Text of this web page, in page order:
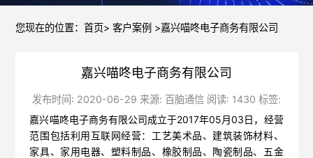
您现在的位置： 首页> 客户案例 >嘉兴喵咚电子商务有限公司
嘉兴喵咚电子商务有限公司
发布时间: 2020-06-29 来源: 百脑通信 阅读: 1430 标签:
嘉兴喵咚电子商务有限公司成立于2017年05月03日，经营
范围包括利用互联网经营：工艺美术品、建筑装饰材料、
家具、家用电器、塑料制品、橡胶制品、陶瓷制品、五金